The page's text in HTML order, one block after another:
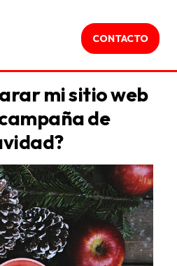
CONTACTO
mi sitio web
de